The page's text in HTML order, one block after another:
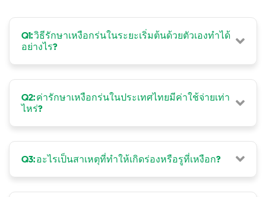
Q1: วิธีรักษาเหงือกร่นในระยะเริ่มต้นด้วยตัวเองทำได้
อย่างไร?
Q2: ค่ารักษาเหงือกร่นในประเทศไทยมีค่าใช้จ่ายเท่า
ไหร่?
Q3: อะไรเป็นสาเหตุที่ทำให้เกิดร่องหรือรูที่เหงือก?